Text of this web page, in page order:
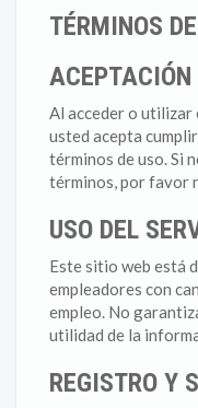
TÉRMINOS
ACEPTACIÓN
Al acceder o utilizar
usted acepta
términos de uso. Si
términos, por favor
USO DEL
Este sitio web está
empleadores con
empleo. No
utilidad de la
REGISTRO Y